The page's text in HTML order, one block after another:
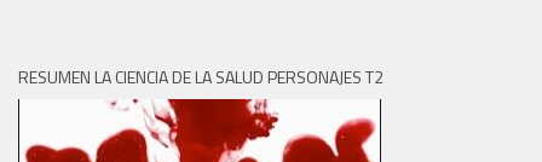
RESUMEN LA CIENCIA DE LA SALUD PERSONAJES T2